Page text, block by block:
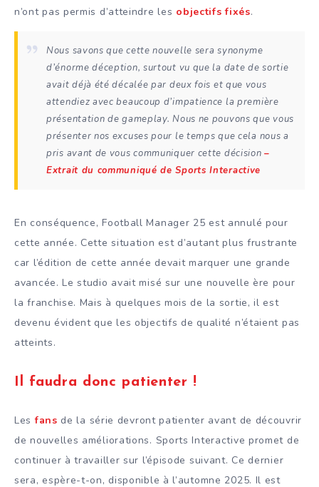
n’ont pas permis d’atteindre les objectifs fixés.
Nous savons que cette nouvelle sera synonyme
d’énorme déception, surtout vu que la date de sortie
avait déjà été décalée par deux fois et que vous
attendiez avec beaucoup d’impatience la première
présentation de gameplay. Nous ne pouvons que vous
présenter nos excuses pour le temps que cela nous a
pris avant de vous communiquer cette décision–
Extrait du communiqué de Sports Interactive
En conséquence, Football Manager 25 est annulé pour
cette année. Cette situation est d’autant plus frustrante
car l’édition de cette année devait marquer une grande
avancée. Le studio avait misé sur une nouvelle ère pour
la franchise. Mais à quelques mois de la sortie, il est
devenu évident que les objectifs de qualité n’étaient pas
atteints.
Il faudra donc patienter !
Lesfans de la série devront patienter avant de découvrir
de nouvelles améliorations. Sports Interactive promet de
continuer à travailler sur l’épisode suivant. Ce dernier
sera, espère-t-on, disponible à l’automne 2025. Il est